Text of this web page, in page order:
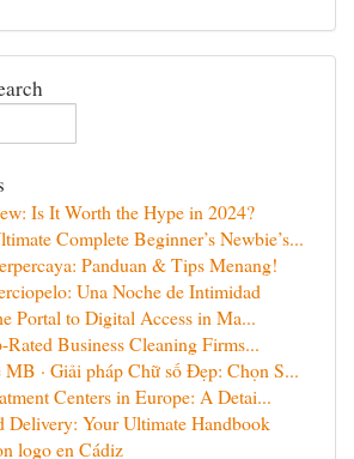
Is It Worth the Hype in 2024?
Complete Beginner’s Newbie’s...
Panduan & Tips Menang!
Una Noche de Intimidad
Portal to Digital Access in Ma...
Rated Business Cleaning Firms...
MB · Giải pháp Chữ số Đẹp: Chọn S...
Centers in Europe: A Detai...
Delivery: Your Ultimate Handbook
logo en Cádiz